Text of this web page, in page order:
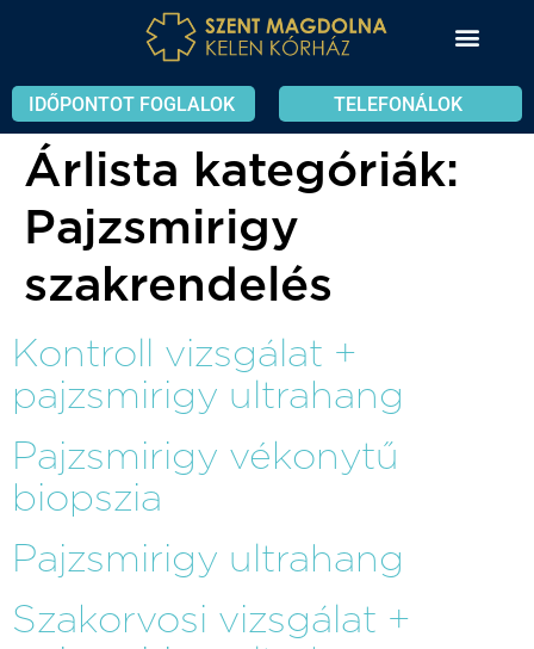
IDŐPONTOT FOGLALOK TELEFONÁLOK
Árlista kategóriák:
Pajzsmirigy
szakrendelés
Kontroll vizsgálat +
pajzsmirigy ultrahang
Pajzsmirigy vékonytű
biopszia
Pajzsmirigy ultrahang
Szakorvosi vizsgálat +